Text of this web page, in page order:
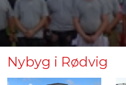
Nybyg i Rødvig